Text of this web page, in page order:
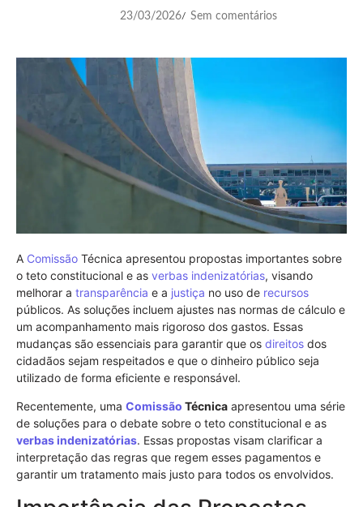
23/03/2026/ Sem comentários
A Comissão Técnica apresentou propostas importantes sobre
o teto constitucional e as verbas indenizatórias, visando
melhorar a transparência e a justiça no uso de recursos
públicos. As soluções incluem ajustes nas normas de cálculo e
um acompanhamento mais rigoroso dos gastos. Essas
mudanças são essenciais para garantir que os direitos dos
cidadãos sejam respeitados e que o dinheiro público seja
utilizado de forma eficiente e responsável.
Recentemente, uma Comissão Técnica apresentou uma série
de soluções para o debate sobre o teto constitucional e as
verbas indenizatórias. Essas propostas visam clarificar a
interpretação das regras que regem esses pagamentos e
garantir um tratamento mais justo para todos os envolvidos.